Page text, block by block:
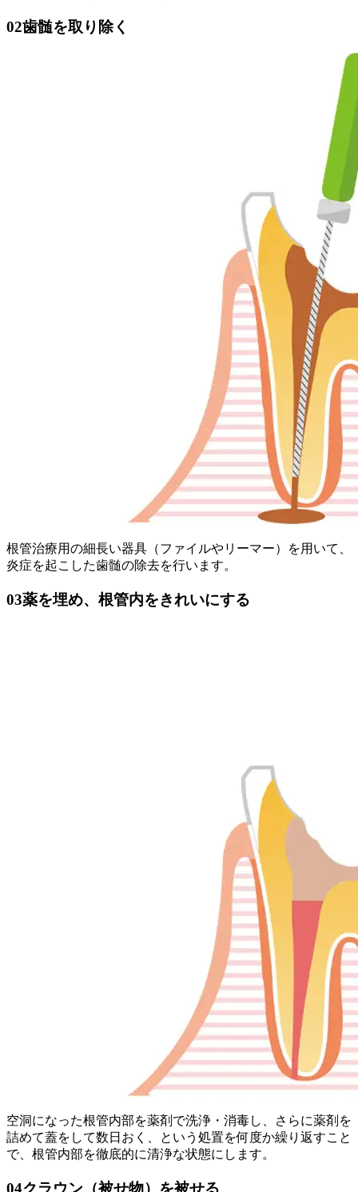
02歯髄を取り除く
根管治療用の細長い器具（ファイルやリーマー）を用いて、
炎症を起こした歯髄の除去を行います。
03薬を埋め、根管内をきれいにする
空洞になった根管内部を薬剤で洗浄・消毒し、さらに薬剤を
詰めて蓋をして数日おく、という処置を何度か繰り返すこと
で、根管内部を徹底的に清浄な状態にします。
04クラウン（被せ物）を被せる